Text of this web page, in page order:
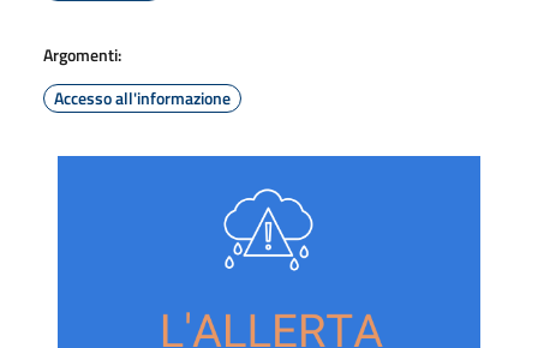
Argomenti:
Accesso all'informazione